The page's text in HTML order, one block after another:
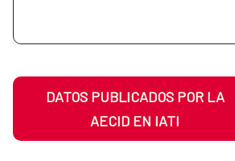
DATOS PUBLICADOS POR LA
AECID EN IATI